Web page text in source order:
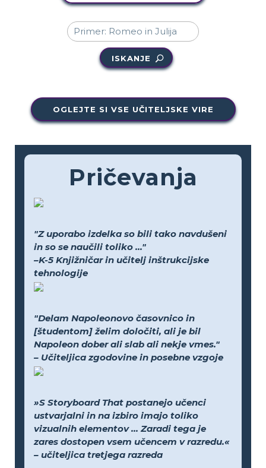
ISKANJE
OGLEJTE SI VSE UČITELJSKE VIRE
Pričevanja
"Z uporabo izdelka so bili tako navdušeni
in so se naučili toliko ..."
–K-5 Knjižničar in učitelj inštrukcijske
tehnologije
"Delam Napoleonovo časovnico in
[študentom] želim določiti, ali je bil
Napoleon dober ali slab ali nekje vmes."
– Učiteljica zgodovine in posebne vzgoje
»S Storyboard That postanejo učenci
ustvarjalni in na izbiro imajo toliko
vizualnih elementov ... Zaradi tega je
zares dostopen vsem učencem v razredu.«
– učiteljica tretjega razreda